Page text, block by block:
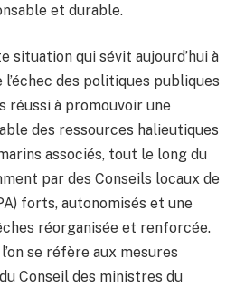
et durable.
situation qui sévit aujourd’hui à
des politiques publiques
réussi à promouvoir une
des ressources halieutiques
associés, tout le long du
par des Conseils locaux de
forts, autonomisés et une
réorganisée et renforcée.
se réfère aux mesures
Conseil des ministres du